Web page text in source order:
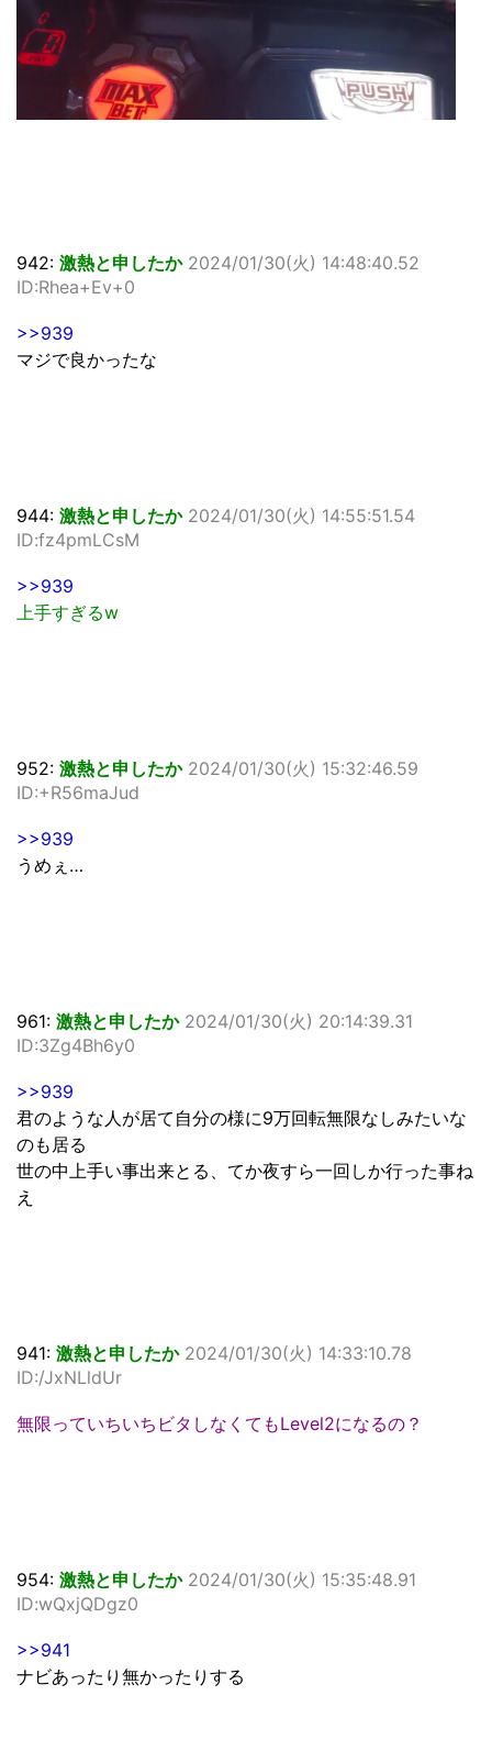
942: 激熱と申したか 2024/01/30(火) 14:48:40.52
ID:Rhea+Ev+0
>>939
マジで良かったな
944: 激熱と申したか 2024/01/30(火) 14:55:51.54
ID:fz4pmLCsM
>>939
上手すぎるw
952: 激熱と申したか 2024/01/30(火) 15:32:46.59
ID:+R56maJud
>>939
うめぇ…
961: 激熱と申したか 2024/01/30(火) 20:14:39.31
ID:3Zg4Bh6y0
>>939
君のような人が居て自分の様に9万回転無限なしみたいな
のも居る
世の中上手い事出来とる、てか夜すら一回しか行った事ね
え
941: 激熱と申したか 2024/01/30(火) 14:33:10.78
ID:/JxNLldUr
無限っていちいちビタしなくてもLevel2になるの？
954: 激熱と申したか 2024/01/30(火) 15:35:48.91
ID:wQxjQDgz0
>>941
ナビあったり無かったりする